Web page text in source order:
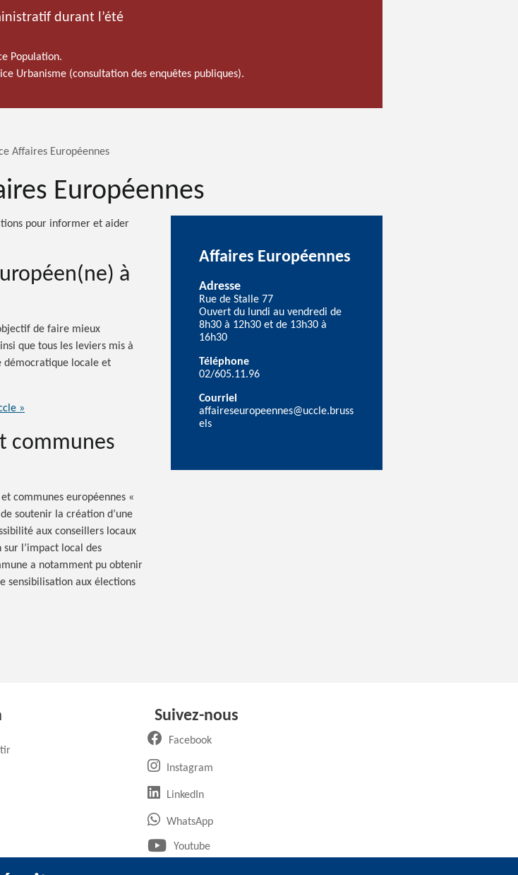
durant l’été
Population.
Urbanisme (consultation des enquêtes publiques).
Affaires Européennes
Européennes
pour informer et aider
à
de faire mieux
que tous les leviers mis à
démocratique locale et
»
communes
communes européennes «
soutenir la création d’une
aux conseillers locaux
l’impact local des
a notamment pu obtenir
sensibilisation aux élections
Affaires Européennes
Adresse
Rue de Stalle 77
Ouvert du lundi au vendredi de
8h30 à 12h30 et de 13h30 à
16h30
Téléphone
02/605.11.96
Courriel
affaireseuropeennes@uccle.bruss
els
Suivez-nous
Facebook(ouvre un nouvel onglet)
Instagram(ouvre un nouvel onglet)
LinkedIn(ouvre un nouvel onglet)
WhatsApp(ouvre un nouvel onglet)
Youtube(ouvre un nouvel onglet)